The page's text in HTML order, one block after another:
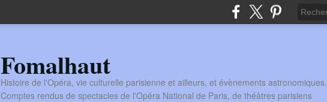
Fomalhaut
Histoire de l'Opéra, vie culturelle parisienne et ailleurs, et évènements astronomiques.
Comptes rendus de spectacles de l'Opéra National de Paris, de théâtres parisiens